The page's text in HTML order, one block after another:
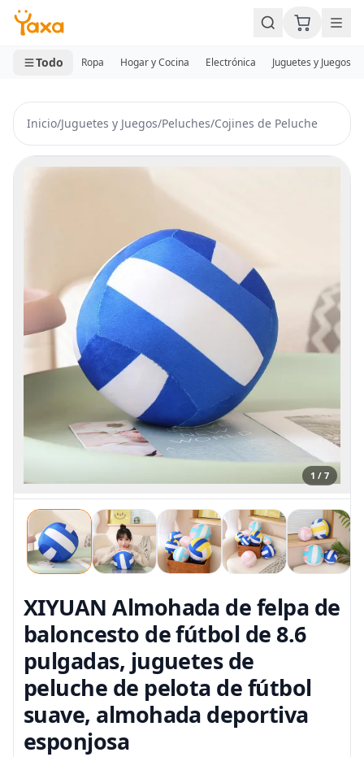
MINI CARRITO
0 productos
Todo Ropa Hogar y Cocina Electrónica Juguetes y Juegos
Inicio/Juguetes y Juegos/Peluches/Cojines de Peluche
1 / 7
XIYUAN Almohada de felpa de
baloncesto de fútbol de 8.6
pulgadas, juguetes de
peluche de pelota de fútbol
suave, almohada deportiva
esponjosa